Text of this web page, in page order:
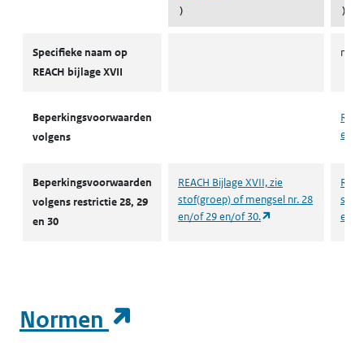
)
)
Specifieke naam op
REACH bijlage XVII
Beperkingsvoorwaarden
volgens
en
Beperkingsvoorwaarden
volgens restrictie 28, 29
en 30
REACH Bijlage XVII, zie
stof(groep) of mengsel nr. 28
en/of 29 en/of 30.
(opent in een en/
Normen